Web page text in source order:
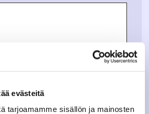
evästeitä
tarjoamamme sisällön ja mainosten